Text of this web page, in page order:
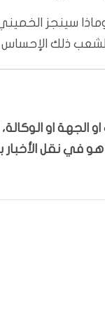
سينجز
ذلك الإحساس
الجهة او
في نقل الأخبار